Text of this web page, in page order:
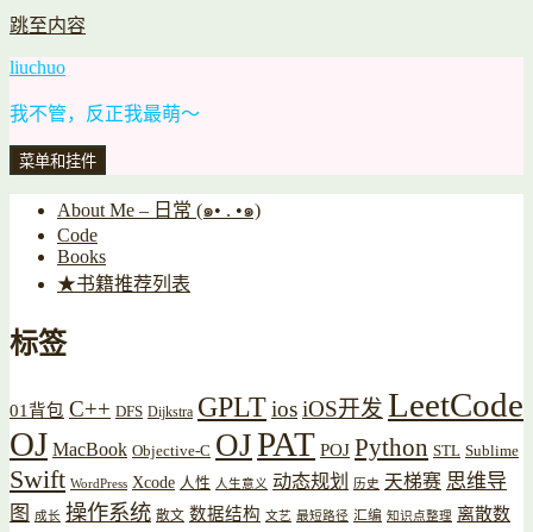
跳至内容
liuchuo
我不管，反正我最萌～
菜单和挂件
About Me – 日常 (๑• . •๑)
Code
Books
★书籍推荐列表
标签
01背包 C++ DFS Dijkstra GPLTiosiOS开发 LeetCode
OJ MacBook Objective-C OJPAT POJ Python STL Sublime
Swift WordPress Xcode 人性 人生意义 动态规划 历史 天梯赛 思维导
图
成长 操作系统 散文 数据结构 文艺 最短路径 汇编 知识点整理 离散数